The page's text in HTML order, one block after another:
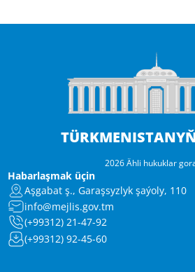
2026 Ähli hukuklar
Habarlaşmak üçin
Aşgabat ş., Garaşsyzlyk şaýoly, 110
info@mejlis.gov.tm
(+99312) 21-47-92
(+99312) 92-45-60